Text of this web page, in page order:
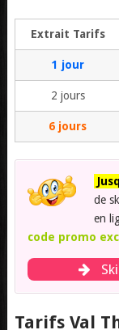
Extrait Tarifs
1 jour
2 jours
6 jours
de
en
code promo
Tarifs Val